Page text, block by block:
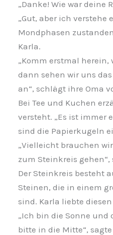
„Danke! Wie war deine
„Gut, aber ich verstehe
Mondphasen
Karla.
„Komm erstmal herein,
dann sehen wir uns
an“, schlägt ihre Oma
Bei Tee und Kuchen
versteht. „Es ist immer
sind die Papierkugeln
„Vielleicht brauchen
zum Steinkreis
Der Steinkreis besteht
Steinen, die in einem
sind. Karla liebte diesen
„Ich bin die Sonne und
bitte in die Mitte“,